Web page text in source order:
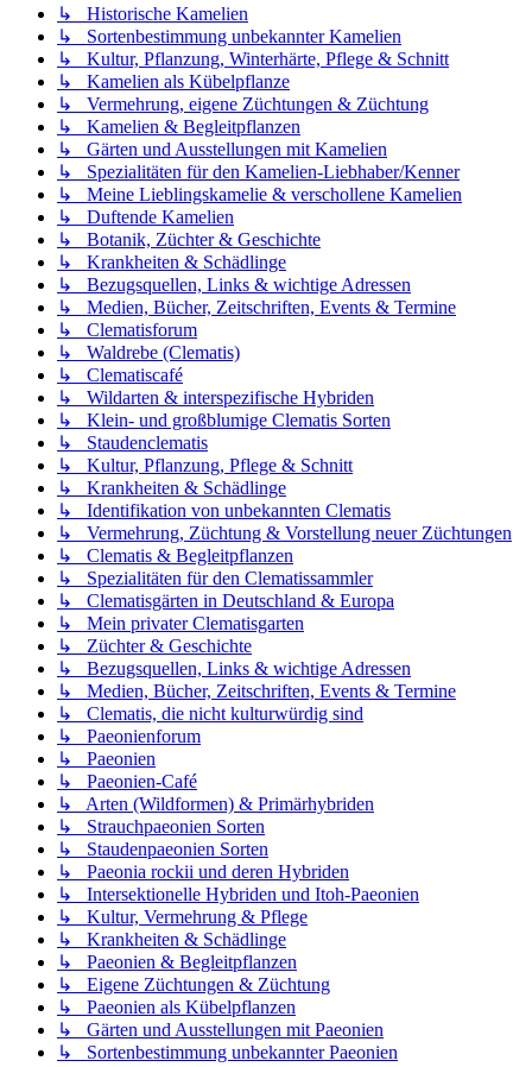
↳ Historische Kamelien
↳ Sortenbestimmung unbekannter Kamelien
↳ Kultur, Pflanzung, Winterhärte, Pflege & Schnitt
↳ Kamelien als Kübelpflanze
↳ Vermehrung, eigene Züchtungen & Züchtung
↳ Kamelien & Begleitpflanzen
↳ Gärten und Ausstellungen mit Kamelien
↳ Spezialitäten für den Kamelien-Liebhaber/Kenner
↳ Meine Lieblingskamelie & verschollene Kamelien
↳ Duftende Kamelien
↳ Botanik, Züchter & Geschichte
↳ Krankheiten & Schädlinge
↳ Bezugsquellen, Links & wichtige Adressen
↳ Medien, Bücher, Zeitschriften, Events & Termine
↳ Clematisforum
↳ Waldrebe (Clematis)
↳ Clematiscafé
↳ Wildarten & interspezifische Hybriden
↳ Klein- und großblumige Clematis Sorten
↳ Staudenclematis
↳ Kultur, Pflanzung, Pflege & Schnitt
↳ Krankheiten & Schädlinge
↳ Identifikation von unbekannten Clematis
↳ Vermehrung, Züchtung & Vorstellung neuer Züchtungen
↳ Clematis & Begleitpflanzen
↳ Spezialitäten für den Clematissammler
↳ Clematisgärten in Deutschland & Europa
↳ Mein privater Clematisgarten
↳ Züchter & Geschichte
↳ Bezugsquellen, Links & wichtige Adressen
↳ Medien, Bücher, Zeitschriften, Events & Termine
↳ Clematis, die nicht kulturwürdig sind
↳ Paeonienforum
↳ Paeonien
↳ Paeonien-Café
↳ Arten (Wildformen) & Primärhybriden
↳ Strauchpaeonien Sorten
↳ Staudenpaeonien Sorten
↳ Paeonia rockii und deren Hybriden
↳ Intersektionelle Hybriden und Itoh-Paeonien
↳ Kultur, Vermehrung & Pflege
↳ Krankheiten & Schädlinge
↳ Paeonien & Begleitpflanzen
↳ Eigene Züchtungen & Züchtung
↳ Paeonien als Kübelpflanzen
↳ Gärten und Ausstellungen mit Paeonien
↳ Sortenbestimmung unbekannter Paeonien